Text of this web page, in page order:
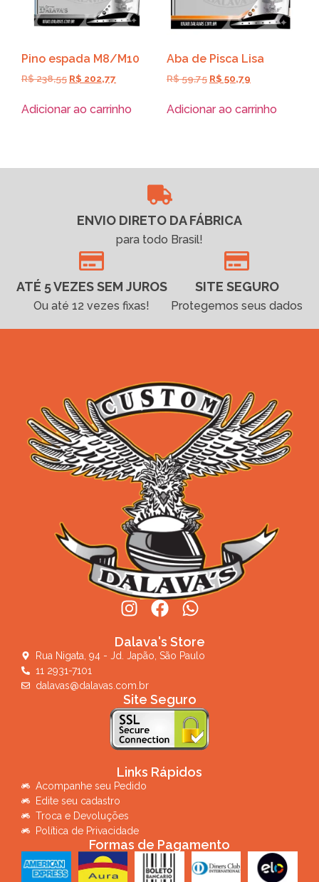
Pino espada M8/M10
R$238,55 R$ 202,77
Adicionar ao carrinho
Aba de Pisca Lisa
R$59,75 R$ 50,79
Adicionar ao carrinho
ENVIO DIRETO DA FÁBRICA
para todo Brasil!
ATÉ 5 VEZES SEM JUROS
Ou até 12 vezes fixas!
SITE SEGURO
Protegemos seus dados
Dalava's Store
Rua Nigata, 94 - Jd. Japão, São Paulo
11 2931-7101
dalavas@dalavas.com.br
Site Seguro
Links Rápidos
Acompanhe seu Pedido
Edite seu cadastro
Troca e Devoluções
Política de Privacidade
Formas de Pagamento